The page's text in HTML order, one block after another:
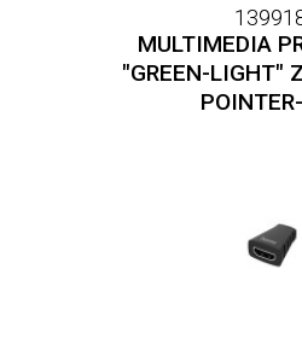
MULTIMEDIA
"GREEN-LIGHT"